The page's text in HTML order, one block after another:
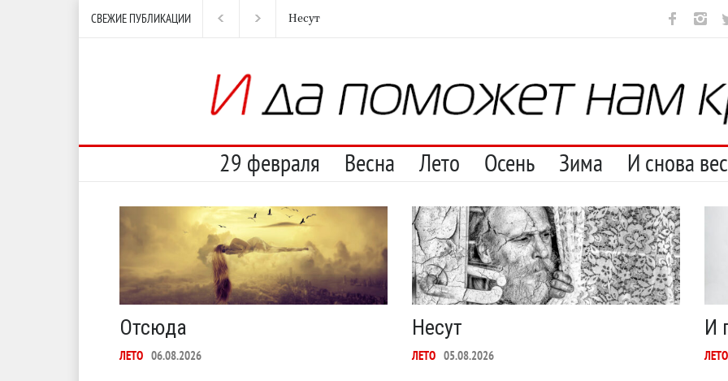
СВЕЖИЕ ПУБЛИКАЦИИ И перестану Отсюда
29 февраля Весна Лето Осень Зима И снова
Отсюда
ЛЕТО 06.08.2026
Несут
ЛЕТО 05.08.2026
И
ЛЕТО